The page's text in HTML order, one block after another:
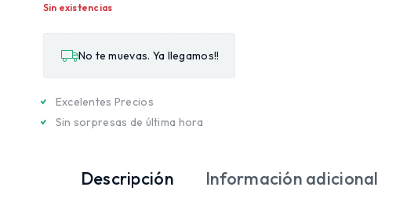
Sin existencias
No te muevas. Ya llegamos!!
Excelentes Precios
Sin sorpresas de última hora
Descripción Información adicional